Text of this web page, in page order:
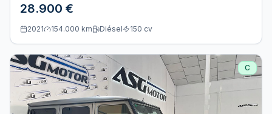
28.900 €
2021 154.000 km Diésel 150 cv
C